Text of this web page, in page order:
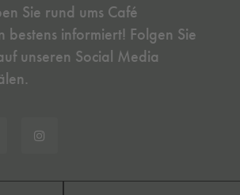
Sie rund ums Café
bestens informiert! Folgen Sie
unseren Social Media